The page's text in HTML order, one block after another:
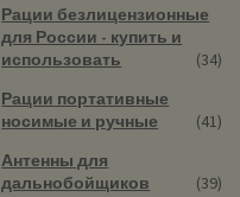
Рации безлицензионные
для России - купить и
использовать
(34)
Рации портативные
носимые и ручные
(41)
Антенны для
дальнобойщиков
(39)